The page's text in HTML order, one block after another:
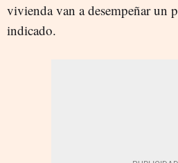
vivienda van a desempeñar un
indicado.